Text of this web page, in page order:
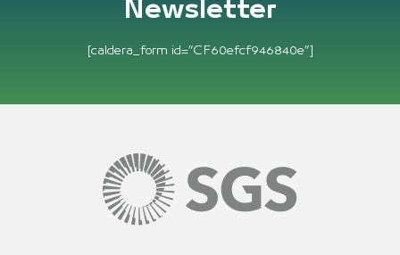
Newsletter
[caldera_form id=”CF60efcf946840e”]